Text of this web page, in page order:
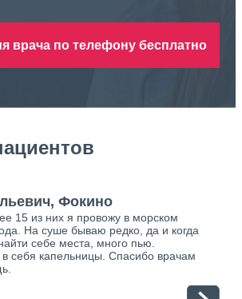
врача по телефону бесплатно
Фокино
15 из них я провожу в морском
На суше бываю редко, да и когда
себе места, много пью.
себя капельницы. Спасибо врачам